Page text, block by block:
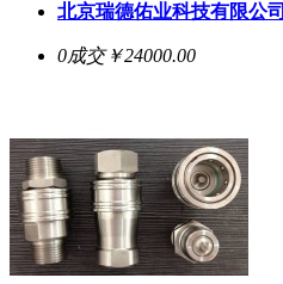
北京瑞德佑业科技有限公司
0成交￥24000.00